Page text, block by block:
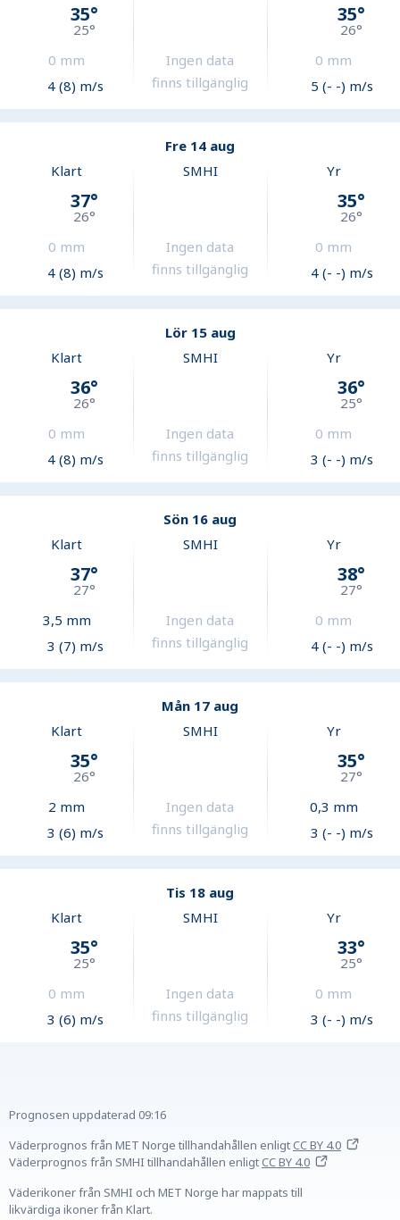
35°
25°
0 mm
4 (8) m/s
Ingen data
finns tillgänglig
35°
26°
0 mm
5 (- -) m/s
Fre 14 aug
Klart
37°
26°
0 mm
4 (8) m/s
SMHI
Ingen data
finns tillgänglig
Yr
35°
26°
0 mm
4 (- -) m/s
Lör 15 aug
Klart
36°
26°
0 mm
4 (8) m/s
SMHI
Ingen data
finns tillgänglig
Yr
36°
25°
0 mm
3 (- -) m/s
Sön 16 aug
Klart
37°
27°
3,5 mm
3 (7) m/s
SMHI
Ingen data
finns tillgänglig
Yr
38°
27°
0 mm
4 (- -) m/s
Mån 17 aug
Klart
35°
26°
2 mm
3 (6) m/s
SMHI
Ingen data
finns tillgänglig
Yr
35°
27°
0,3 mm
3 (- -) m/s
Tis 18 aug
Klart
35°
25°
0 mm
3 (6) m/s
SMHI
Ingen data
finns tillgänglig
Yr
33°
25°
0 mm
3 (- -) m/s
Prognosen uppdaterad 09:16
Väderprognos från MET Norge tillhandahållen enligtCC BY 4.0
Väderprognos från SMHI tillhandahållen enligtCC BY 4.0
Väderikoner från SMHI och MET Norge har mappats till
likvärdiga ikoner från Klart.